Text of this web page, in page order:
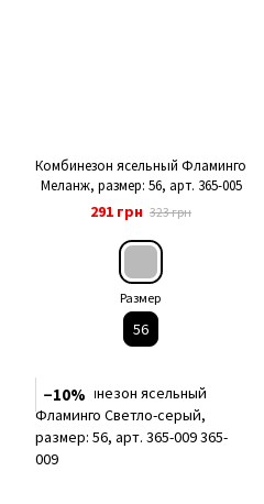
Комбинезон ясельный Фламинго
Меланж, размер: 56, арт. 365-005
291 грн 323 грн
Размер
56
−10%